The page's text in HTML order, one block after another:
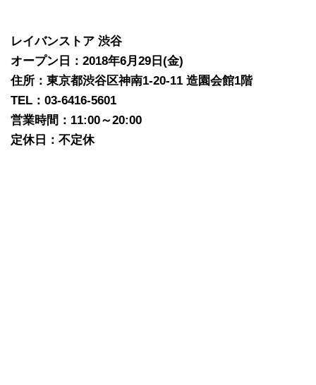
レイバンストア 渋谷
オープン日：2018年6月29日(金)
住所：東京都渋谷区神南1-20-11 造園会館1階
TEL：03-6416-5601
営業時間：11:00～20:00
定休日：不定休